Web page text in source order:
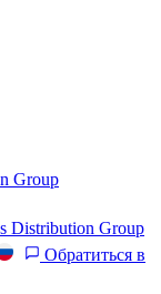
Group
Distribution Group
Обратиться в